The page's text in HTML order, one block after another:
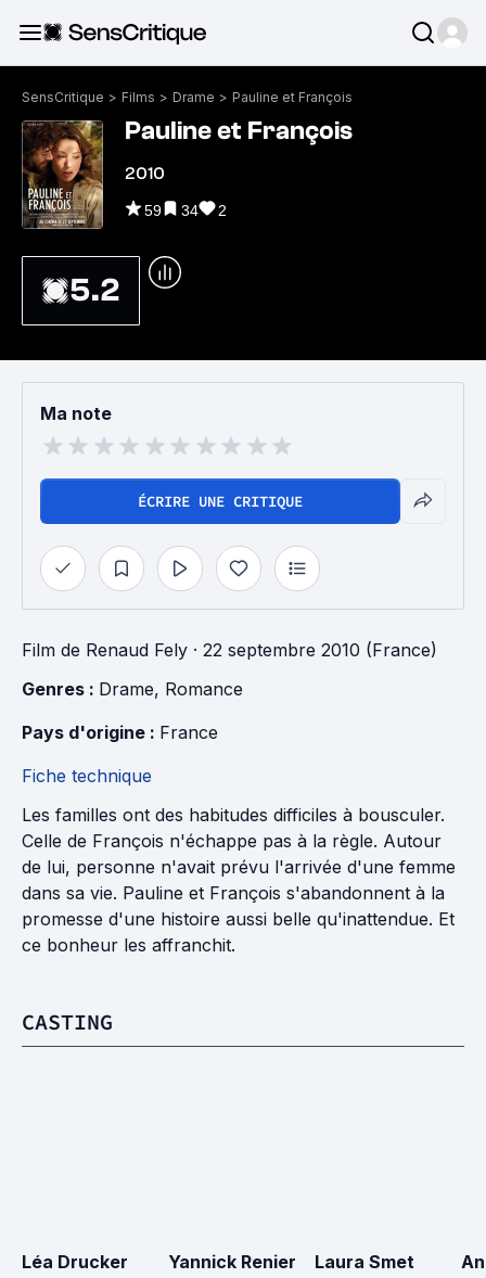
SensCritique > Films > Drame > Pauline et François
Pauline et François
2010
59 34 2
5.2
Ma note
ÉCRIRE UNE CRITIQUE
Film de Renaud Fely · 22 septembre 2010 (France)
Genres : Drame, Romance
Pays d'origine : France
Fiche technique
Les familles ont des habitudes difficiles à bousculer.
Celle de François n'échappe pas à la règle. Autour
de lui, personne n'avait prévu l'arrivée d'une femme
dans sa vie. Pauline et François s'abandonnent à la
promesse d'une histoire aussi belle qu'inattendue. Et
ce bonheur les affranchit.
CASTING
Léa Drucker Yannick Renier Laura Smet